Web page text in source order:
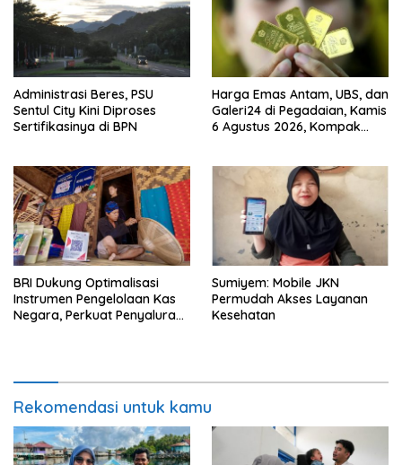
Administrasi Beres, PSU
Sentul City Kini Diproses
Sertifikasinya di BPN
Harga Emas Antam, UBS, dan
Galeri24 di Pegadaian, Kamis
6 Agustus 2026, Kompak
BRI Dukung Optimalisasi
Instrumen Pengelolaan Kas
Negara, Perkuat Penyaluran
Sumiyem: Mobile JKN
Permudah Akses Layanan
Kesehatan
Rekomendasi untuk kamu